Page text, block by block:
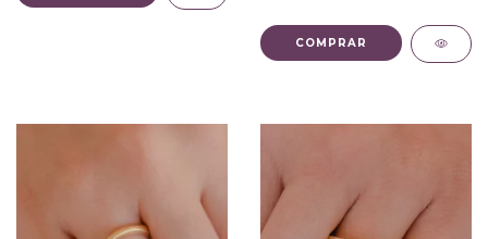
COMPRAR